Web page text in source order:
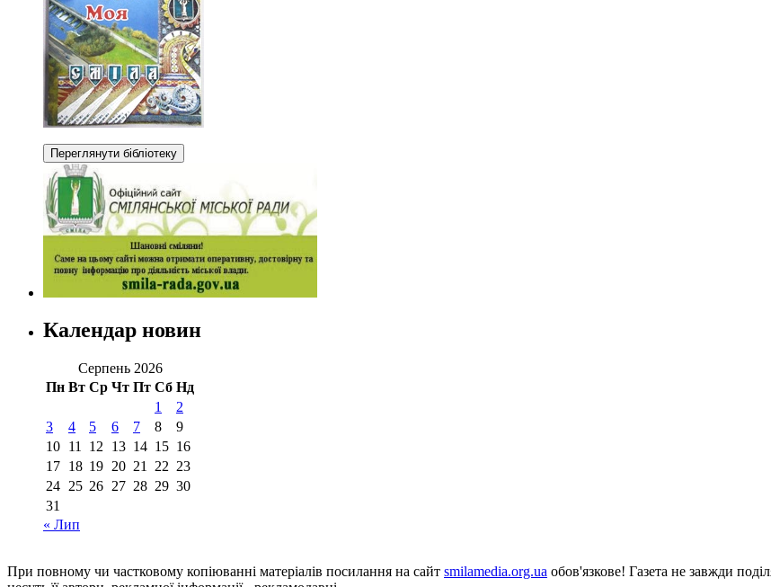
Календар новин
Серпень 2026
Пн Вт Ср Чт Пт Сб Нд
1
2
3
4 5 6 7 8
9
10 11 12 13 14 15 16
17 18 19 20 21 22 23
24 25 26 27 28 29 30
31
« Лип
При повному чи частковому копіюванні матеріалів посилання на сайт smilamedia.org.ua обов'язкове! Газета не завжди